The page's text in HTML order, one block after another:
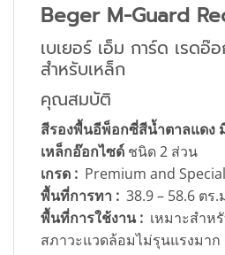
Beger M-Guard
เบเยอร์ เอ็ม การ์ด เรด
สำหรับเหล็ก
คุณสมบัติ
สีรองพื้นอีพ็อกซี่สีน้ำตาลแดง
เหล็กอ๊อกไซด์ ชนิด 2 ส่วน
เกรด : Premium and
พื้นที่การทา : 38.9 – 58.6 ต
พื้นที่การใช้งาน : เหมาะสำห
สภาวะแวดล้อมไม่รุนแรงมาก